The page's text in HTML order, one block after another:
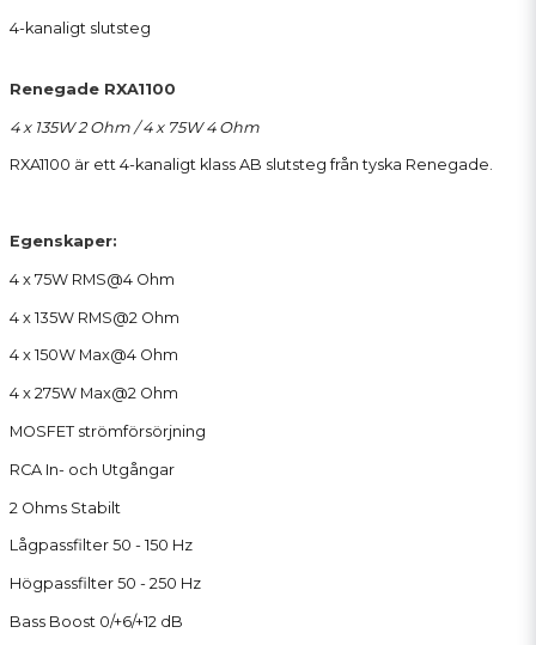
4-kanaligt slutsteg
Renegade RXA1100
4 x 135W 2 Ohm / 4 x 75W 4 Ohm
RXA1100 är ett 4-kanaligt klass AB slutsteg från tyska Renegade.
Egenskaper:
4 x 75W RMS@4 Ohm
4 x 135W RMS@2 Ohm
4 x 150W Max@4 Ohm
4 x 275W Max@2 Ohm
MOSFET strömförsörjning
RCA In- och Utgångar
2 Ohms Stabilt
Lågpassfilter 50 - 150 Hz
Högpassfilter 50 - 250 Hz
Bass Boost 0/+6/+12 dB